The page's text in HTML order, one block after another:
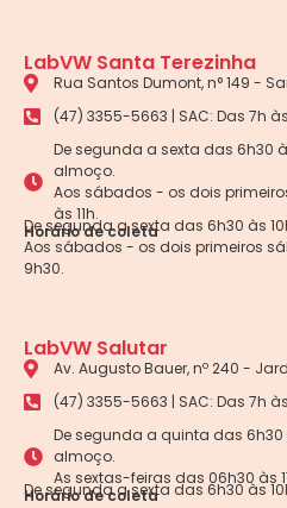
LabVW Santa Terezinha
Rua Santos Dumont, n° 149 -
(47) 3355-5663 | SAC: Das 7h
De segunda a sexta das 6h30
almoço.
Aos sábados - os dois
às 11h.
Horário de coleta
De segunda a sexta das 6h30 às
Aos sábados - os dois primeiros
9h30.
LabVW Salutar
Av. Augusto Bauer, nº 240 -
(47) 3355-5663 | SAC: Das 7h
De segunda a quinta das 6h30
almoço.
As sextas-feiras das 06h30 às
Horário de coleta
De segunda a sexta das 6h30 às